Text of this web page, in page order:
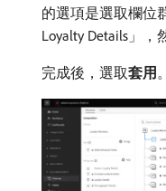
的選項是選取欄位
Loyalty Details」，
完成後，選取​套用。